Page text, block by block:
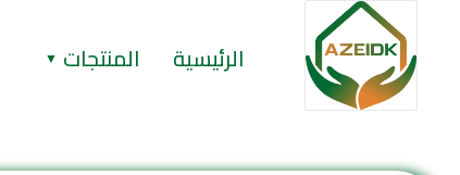
الرئيسية المنتجات